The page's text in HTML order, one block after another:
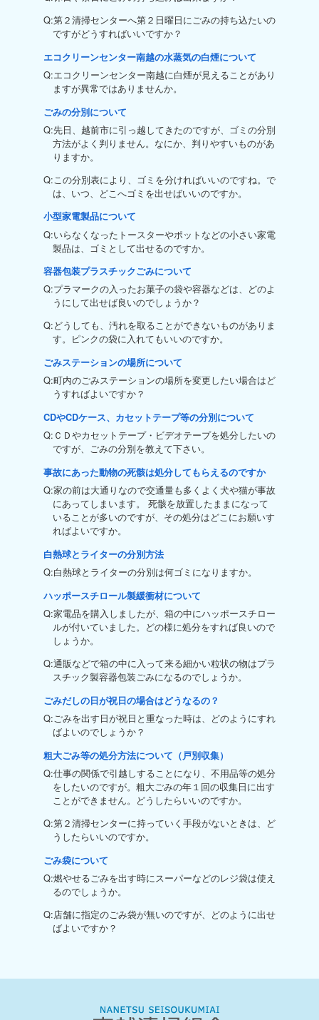
Q:第２清掃センターへ第２日曜日にごみの持ち込たいの
ですがどうすればいいですか？
エコクリーンセンター南越の水蒸気の白煙について
Q:エコクリーンセンター南越に白煙が見えることがあり
ますが異常ではありませんか。
ごみの分別について
Q:先日、越前市に引っ越してきたのですが、ゴミの分別
方法がよく判りません。なにか、判りやすいものがあ
りますか。
Q:この分別表により、ゴミを分ければいいのですね。で
は、いつ、どこへゴミを出せばいいのですか。
小型家電製品について
Q:いらなくなったトースターやポットなどの小さい家電
製品は、ゴミとして出せるのですか。
容器包装プラスチックごみについて
Q:プラマークの入ったお菓子の袋や容器などは、どのよ
うにして出せば良いのでしょうか？
Q:どうしても、汚れを取ることができないものがありま
す。ピンクの袋に入れてもいいのですか。
ごみステーションの場所について
Q:町内のごみステーションの場所を変更したい場合はど
うすればよいですか？
CDやCDケース、カセットテープ等の分別について
Q:ＣＤやカセットテープ・ビデオテープを処分したいの
ですが、ごみの分別を教えて下さい。
事故にあった動物の死骸は処分してもらえるのですか
Q:家の前は大通りなので交通量も多くよく犬や猫が事故
にあってしまいます。 死骸を放置したままになって
いることが多いのですが、その処分はどこにお願いす
ればよいですか。
白熱球とライターの分別方法
Q:白熱球とライターの分別は何ゴミになりますか。
ハッポースチロール製緩衝材について
Q:家電品を購入しましたが、箱の中にハッポースチロー
ルが付いていました。どの様に処分をすれば良いので
しょうか。
Q:通販などで箱の中に入って来る細かい粒状の物はプラ
スチック製容器包装ごみになるのでしょうか。
ごみだしの日が祝日の場合はどうなるの？
Q:ごみを出す日が祝日と重なった時は、どのようにすれ
ばよいのでしょうか？
粗大ごみ等の処分方法について（戸別収集）
Q:仕事の関係で引越しすることになり、不用品等の処分
をしたいのですが。粗大ごみの年１回の収集日に出す
ことができません。どうしたらいいのですか。
Q:第２清掃センターに持っていく手段がないときは、ど
うしたらいいのですか。
ごみ袋について
Q:燃やせるごみを出す時にスーパーなどのレジ袋は使え
るのでしょうか。
Q:店舗に指定のごみ袋が無いのですが、どのように出せ
ばよいですか？